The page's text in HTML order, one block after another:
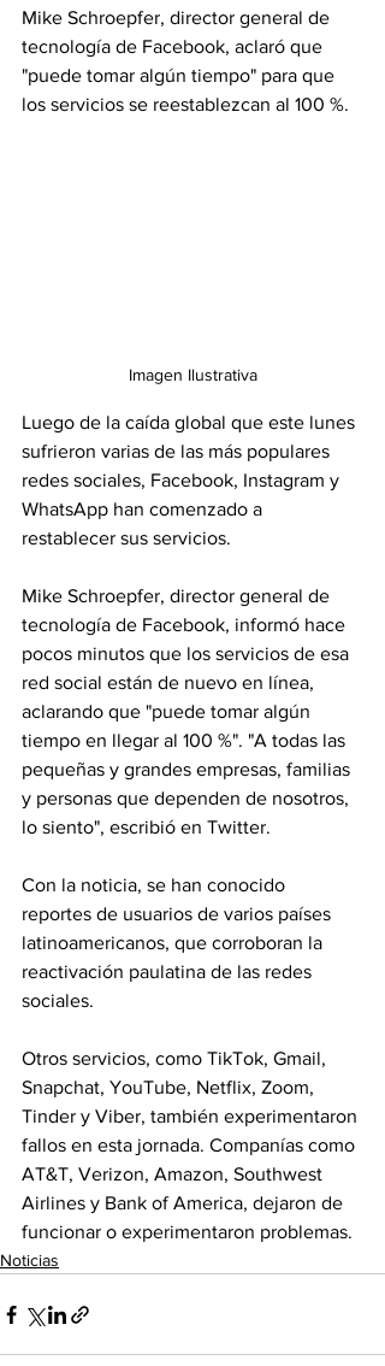
Mike Schroepfer, director general de
tecnología de Facebook, aclaró que
"puede tomar algún tiempo" para que
los servicios se reestablezcan al 100 %.
Imagen Ilustrativa
Luego de la caída global que este lunes
sufrieron varias de las más populares
redes sociales, Facebook, Instagram y
WhatsApp han comenzado a
restablecer sus servicios.
Mike Schroepfer, director general de
tecnología de Facebook, informó hace
pocos minutos que los servicios de esa
red social están de nuevo en línea,
aclarando que "puede tomar algún
tiempo en llegar al 100 %". "A todas las
pequeñas y grandes empresas, familias
y personas que dependen de nosotros,
lo siento", escribió en Twitter.
Con la noticia, se han conocido
reportes de usuarios de varios países
latinoamericanos, que corroboran la
reactivación paulatina de las redes
sociales.
Otros servicios, como TikTok, Gmail,
Snapchat, YouTube, Netflix, Zoom,
Tinder y Viber, también experimentaron
fallos en esta jornada. Companías como
AT&T, Verizon, Amazon, Southwest
Airlines y Bank of America, dejaron de
funcionar o experimentaron problemas.
Noticias